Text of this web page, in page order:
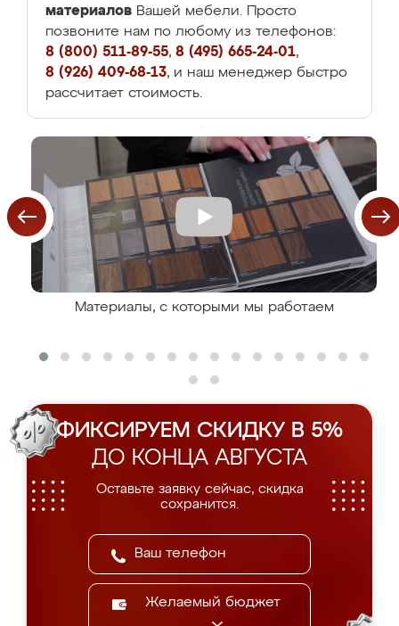
материалов Вашей мебели. Просто
позвоните нам по любому из телефонов:
8 (800) 511-89-55, 8 (495) 665-24-01,
8 (926) 409-68-13, и наш менеджер быстро
рассчитает стоимость.
Материалы, с которыми мы работаем
ФИКСИРУЕМ СКИДКУ В 5%
ДО КОНЦА АВГУСТА
Оставьте заявку сейчас, скидка
сохранится.
Желаемый бюджет